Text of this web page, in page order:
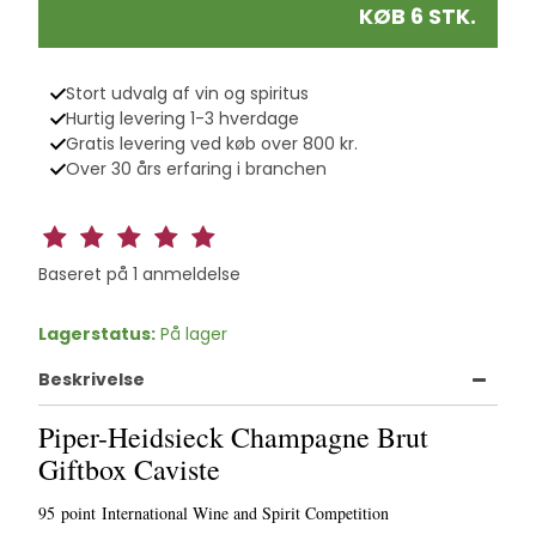
KØB 6 STK.
Stort udvalg af vin og spiritus
Hurtig levering 1-3 hverdage
Gratis levering ved køb over 800 kr.
Over 30 års erfaring i branchen
Baseret på 1 anmeldelse
Lagerstatus: På lager
Beskrivelse
Piper-Heidsieck Champagne Brut
Giftbox Caviste
95 point International Wine and Spirit Competition